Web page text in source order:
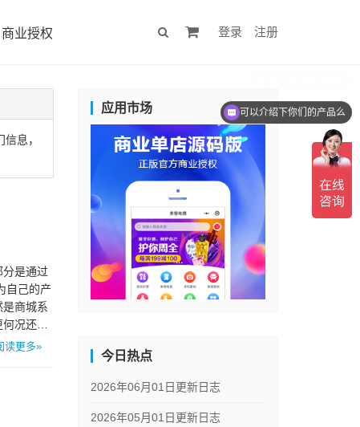
商业授权 登录 注册
息，
是通过
自己的产
商城系
况还要
读更多»
应用市场
今日热点
2026年06月01日更新日志
2026年05月01日更新日志
可以介绍下你们的产品么